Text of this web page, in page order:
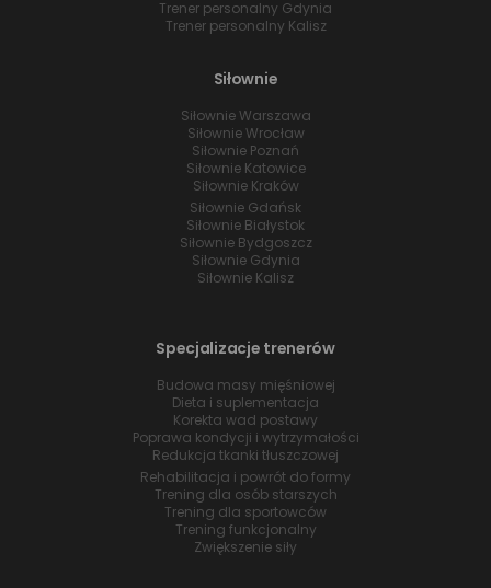
Trener personalny Gdynia
Trener personalny Kalisz
Siłownie
Siłownie Warszawa
Siłownie Wrocław
Siłownie Poznań
Siłownie Katowice
Siłownie Kraków
Siłownie Gdańsk
Siłownie Białystok
Siłownie Bydgoszcz
Siłownie Gdynia
Siłownie Kalisz
Specjalizacje trenerów
Budowa masy mięśniowej
Dieta i suplementacja
Korekta wad postawy
Poprawa kondycji i wytrzymałości
Redukcja tkanki tłuszczowej
Rehabilitacja i powrót do formy
Trening dla osób starszych
Trening dla sportowców
Trening funkcjonalny
Zwiększenie siły